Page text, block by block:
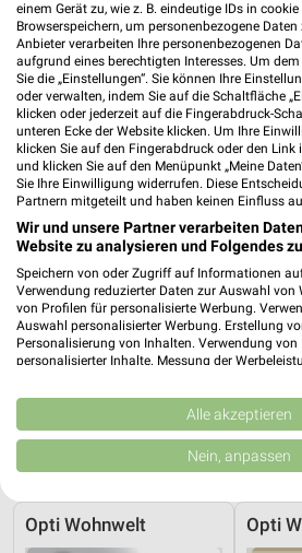
1,8 km
Angebote ab 03.08.
Gültig bis Sa. 08.08. Noch
REWE
0,4 km
Gültig bis Sa. 08.08. Gültig
Opti Wohnwelt Opti
einem Gerät zu, wie z. B. eindeutige IDs in
Browserspeichern, um personenbezogene
Anbieter verarbeiten Ihre personenbezogenen
aufgrund eines berechtigten Interesses. Um
Sie die „Einstellungen“. Sie können Ihre
oder verwalten, indem Sie auf die Schaltfläche
klicken oder jederzeit auf die Fingerabdruck-
unteren Ecke der Website klicken. Um Ihre
klicken Sie auf den Fingerabdruck oder den Link
und klicken Sie auf den Menüpunkt „Meine
Sie Ihre Einwilligung widerrufen. Diese
Partnern mitgeteilt und haben keinen Einfluss
Wir und unsere Partner verarbeiten
Website zu analysieren und Folgendes
Speichern von oder Zugriff auf Informationen
Verwendung reduzierter Daten zur Auswahl von
von Profilen für personalisierte Werbung.
Auswahl personalisierter Werbung. Erstellung
Personalisierung von Inhalten. Verwendung von
personalisierter Inhalte. Messung der
Kombinationen von Daten aus verschiedenen
Verbesserung der Angebote. Verwendung
von Inhalten.
Daten können außerhalb der Europäischen
USA gesendet werden.
Website/App.
Partnerliste anzeigen (1 IAB-Anbieter)
Alle akzeptieren
Nein, anpassen